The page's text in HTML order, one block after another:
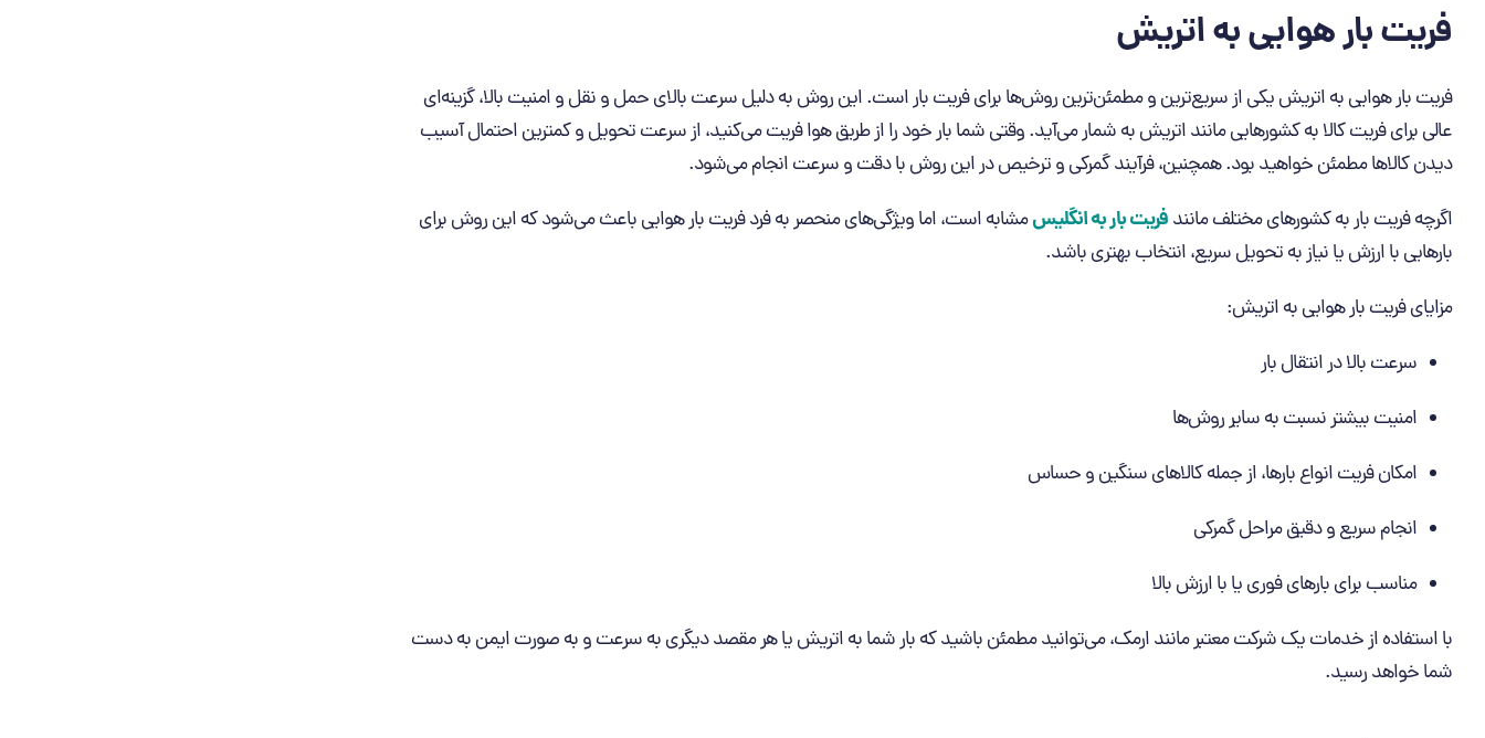
فریت بار هوایی به اتریش
فریت بار هوایی به اتریش یکی از سریع‌ترین و مطمئن‌ترین روش‌ها برای فریت بار است. این روش به دلیل سرعت بالای حمل و نقل و امنیت بالا، گزینه‌ای
عالی برای فریت کالا به کشورهایی مانند اتریش به شمار می‌آید. وقتی شما بار خود را از طریق هوا فریت می‌کنید، از سرعت تحویل و کمترین احتمال آسیب
دیدن کالاها مطمئن خواهید بود. همچنین، فرآیند گمرکی و ترخیص در این روش با دقت و سرعت انجام می‌شود.
اگرچه فریت بار به کشورهای مختلف مانندفریت بار به انگلیسمشابه است، اما ویژگی‌های منحصر به فرد فریت بار هوایی باعث می‌شود که این روش برای
بارهایی با ارزش یا نیاز به تحویل سریع، انتخاب بهتری باشد.
مزایای فریت بار هوایی به اتریش:
سرعت بالا در انتقال بار
امنیت بیشتر نسبت به سایر روش‌ها
امکان فریت انواع بارها، از جمله کالاهای سنگین و حساس
انجام سریع و دقیق مراحل گمرکی
مناسب برای بارهای فوری یا با ارزش بالا
با استفاده از خدمات یک شرکت معتبر مانند ارمک، می‌توانید مطمئن باشید که بار شما به اتریش یا هر مقصد دیگری به سرعت و به صورت ایمن به دست
شما خواهد رسید.